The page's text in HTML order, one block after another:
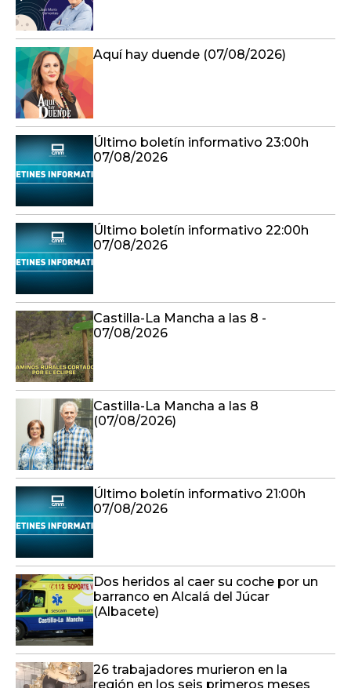
Aquí hay duende (07/08/2026)
Último boletín informativo 23:00h
07/08/2026
Último boletín informativo 22:00h
07/08/2026
Castilla-La Mancha a las 8 -
07/08/2026
Castilla-La Mancha a las 8
(07/08/2026)
Último boletín informativo 21:00h
07/08/2026
Dos heridos al caer su coche por un
barranco en Alcalá del Júcar
(Albacete)
26 trabajadores murieron en la
región en los seis primeros meses